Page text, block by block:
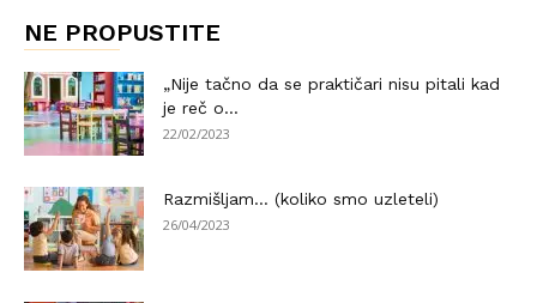
NE PROPUSTITE
„Nije tačno da se praktičari nisu pitali kad
je reč o...
22/02/2023
Razmišljam… (koliko smo uzleteli)
26/04/2023